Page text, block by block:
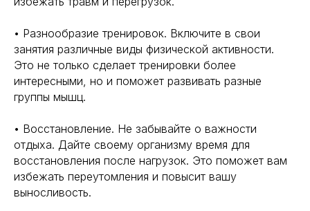
• Разнообразие тренировок. Включите в свои
занятия различные виды физической активности.
Это не только сделает тренировки более
интересными, но и поможет развивать разные
группы мышц.
• Восстановление. Не забывайте о важности
отдыха. Дайте своему организму время для
восстановления после нагрузок. Это поможет вам
избежать переутомления и повысит вашу
выносливость.